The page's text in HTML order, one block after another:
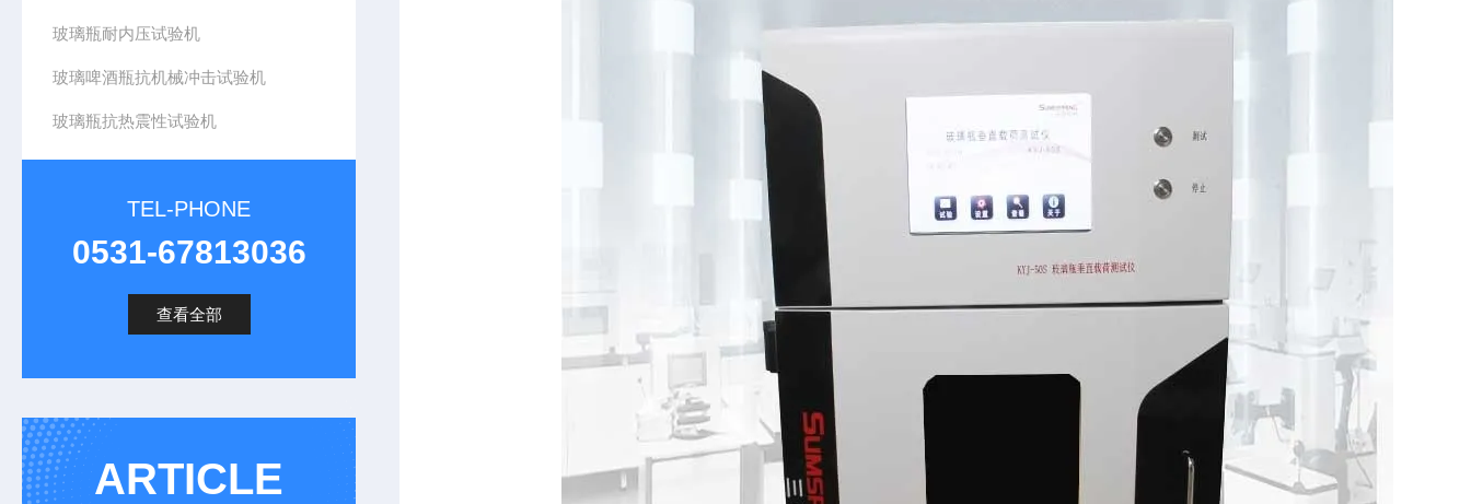
玻璃瓶耐内压试验机
玻璃啤酒瓶抗机械冲击试验机
玻璃瓶抗热震性试验机
TEL-PHONE
0531-67813036
查看全部
ARTICLE